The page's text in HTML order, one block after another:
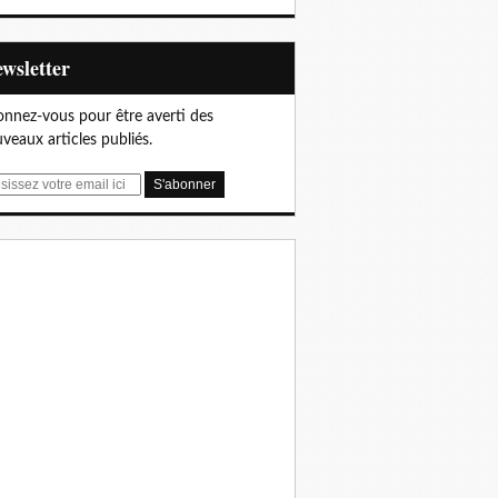
vous pour être averti des
articles publiés.